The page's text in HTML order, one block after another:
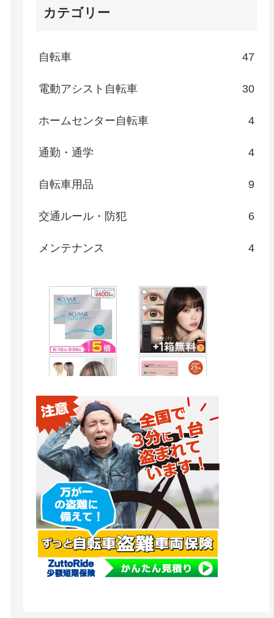
カテゴリー
自転車 47
電動アシスト自転車 30
ホームセンター自転車 4
通勤・通学 4
自転車用品 9
交通ルール・防犯 6
メンテナンス 4